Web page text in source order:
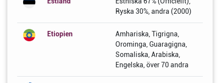
Ryska 30%, andra (2000)
Etiopien
Amhariska, Tigrigna,
Orominga, Guaragigna,
Somaliska, Arabiska,
Engelska, över 70 andra